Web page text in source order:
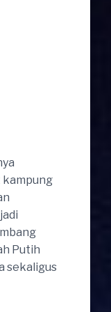
kampung
Putih
sekaligus